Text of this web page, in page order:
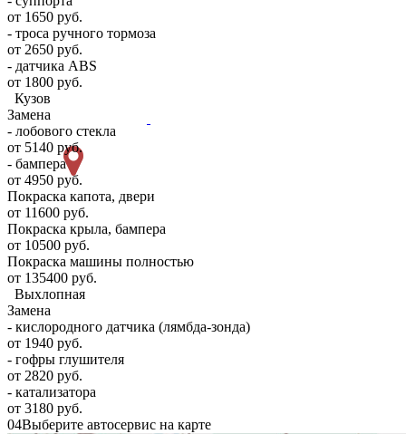
от 1650 руб.
- троса ручного тормоза
от 2650 руб.
- датчика ABS
от 1800 руб.
Кузов
Замена
- лобового стекла
от 5140 руб.
- бампера
от 4950 руб.
Покраска капота, двери
от 11600 руб.
Покраска крыла, бампера
от 10500 руб.
Покраска машины полностью
от 135400 руб.
Выхлопная
Замена
- кислородного датчика (лямбда-зонда)
от 1940 руб.
- гофры глушителя
от 2820 руб.
- катализатора
от 3180 руб.
04Выберите автосервис на карте